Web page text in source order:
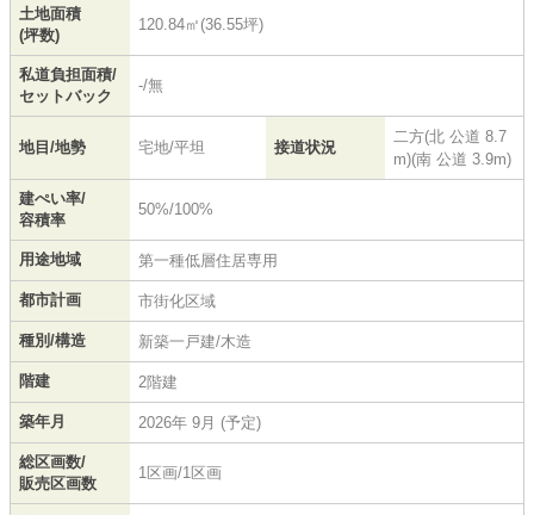
土地面積
(坪数)
120.84㎡(36.55坪)
私道負担面積/
セットバック
-/無
地目/地勢 宅地/平坦 接道状況
二方(北 公道 8.7
m)(南 公道 3.9m)
建ぺい率/
容積率
50%/100%
用途地域 第一種低層住居専用
都市計画 市街化区域
種別/構造 新築一戸建/木造
階建 2階建
築年月 2026年 9月 (予定)
総区画数/
販売区画数
1区画/1区画